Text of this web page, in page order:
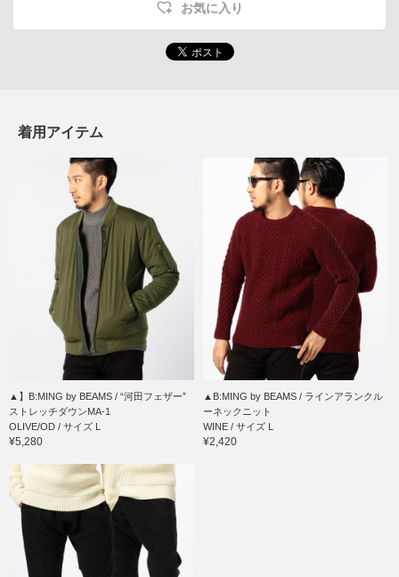
お気に入り
着用アイテム
▲】B:MING by BEAMS / “河田フェザー”
ストレッチダウンMA-1
OLIVE/OD / サイズ L
¥5,280
▲B:MING by BEAMS / ラインアランクル
ーネックニット
WINE / サイズ L
¥2,420